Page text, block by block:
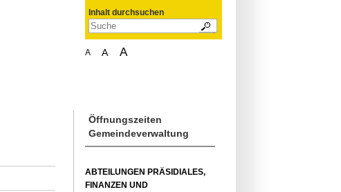
Inhalt durchsuchen
A A A
Öffnungszeiten
Gemeindeverwaltung
ABTEILUNGEN PRÄSIDIALES,
FINANZEN UND